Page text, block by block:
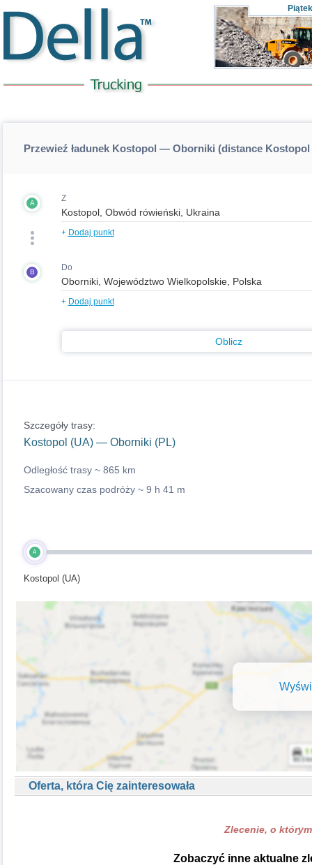
Piątek
Przewieź ładunek Kostopol — Oborniki (distance
A Z
+ Dodaj punkt
B Do
+ Dodaj punkt
Oblicz
Szczegóły trasy:
Kostopol (UA) — Oborniki (PL)
Odległość trasy ~ 865 km
Szacowany czas podróży ~ 9 h 41 m
A
Kostopol (UA)
Oferta, która Cię zainteresowała
Zlecenie, o
Zobaczyć inne aktualne